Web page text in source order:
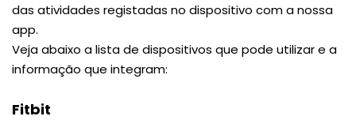
das atividades registadas no dispositivo com a nossa
app.
Veja abaixo a lista de dispositivos que pode utilizar e a
informação que integram:
Fitbit